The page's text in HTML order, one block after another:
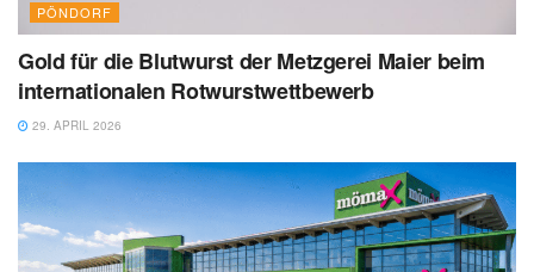
PÖNDORF
Gold für die Blutwurst der Metzgerei Maier beim
internationalen Rotwurstwettbewerb
29. APRIL 2026